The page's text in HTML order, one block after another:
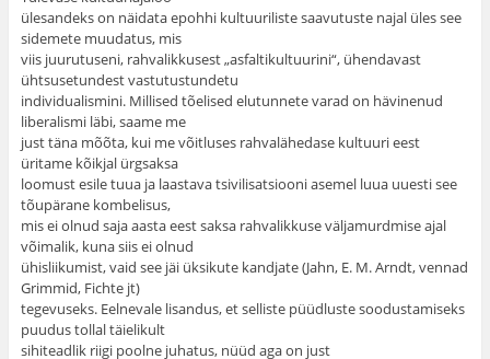
ülesandeks on näidata epohhi kultuuriliste saavutuste najal üles see
sidemete muudatus, mis
viis juurutuseni, rahvalikkusest „asfaltikultuurini“, ühendavast
ühtsusetundest vastutustundetu
individualismini. Millised tõelised elutunnete varad on hävinenud
liberalismi läbi, saame me
just täna mõõta, kui me võitluses rahvalähedase kultuuri eest
üritame kõikjal ürgsaksa
loomust esile tuua ja laastava tsivilisatsiooni asemel luua uuesti see
tõupärane kombelisus,
mis ei olnud saja aasta eest saksa rahvalikkuse väljamurdmise ajal
võimalik, kuna siis ei olnud
ühisliikumist, vaid see jäi üksikute kandjate (Jahn, E. M. Arndt, vennad
Grimmid, Fichte jt)
tegevuseks. Eelnevale lisandus, et selliste püüdluste soodustamiseks
puudus tollal täielikult
sihiteadlik riigi poolne juhatus, nüüd aga on just